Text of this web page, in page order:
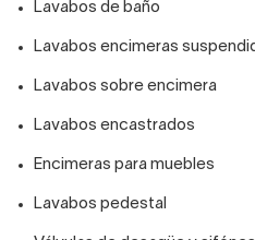
Lavabos de baño
Lavabos encimeras
Lavabos sobre encimera
Lavabos encastrados
Encimeras para muebles
Lavabos pedestal